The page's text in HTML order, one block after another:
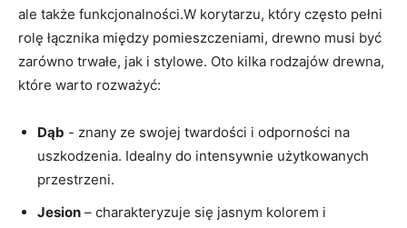
ale także funkcjonalności.W korytarzu, który często pełni
rolę łącznika między⁤ pomieszczeniami, drewno musi być
zarówno trwałe, jak i ⁢stylowe.⁣ Oto kilka ​rodzajów drewna,⁣
które warto rozważyć:
Dąb ‍- znany ze swojej twardości i odporności na
uszkodzenia. Idealny do⁤ intensywnie‍ użytkowanych
przestrzeni.
Jesion – charakteryzuje się jasnym kolorem i